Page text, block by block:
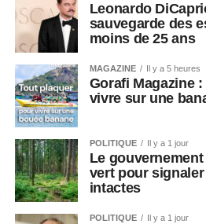
Leonardo
sauvegarde des
moins de 25 ans
MAGAZINE Il y a 5 heures
Gorafi Magazine
vivre sur une
POLITIQUE Il y a 1 jour
Le
vert pour
intactes
POLITIQUE Il y a 1 jour